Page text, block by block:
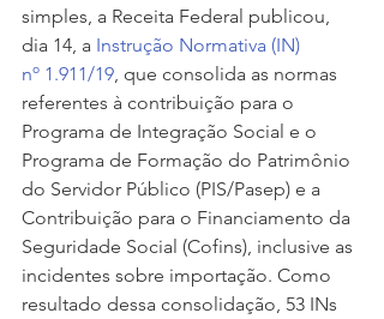
simples, a Receita Federal publicou,
dia 14, a Instrução Normativa (IN)
nº 1.911/19, que consolida as normas
referentes à contribuição para o
Programa de Integração Social e o
Programa de Formação do Patrimônio
do Servidor Público (PIS/Pasep) e a
Contribuição para o Financiamento da
Seguridade Social (Cofins), inclusive as
incidentes sobre importação. Como
resultado dessa consolidação, 53 INs